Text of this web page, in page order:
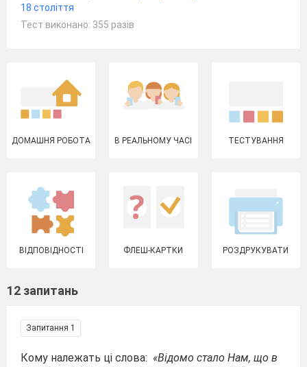
18 століття
Тест виконано: 355 разів
ДОМАШНЯ РОБОТА В РЕАЛЬНОМУ ЧАСІ ТЕСТУВАННЯ
ВІДПОВІДНОСТІ ФЛЕШ-КАРТКИ РОЗДРУКУВАТИ
12 запитань
Запитання 1
Кому належать ці слова: «Відомо стало Нам, що в